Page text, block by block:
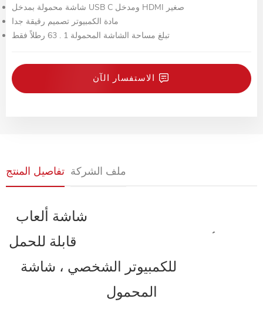
شاشة محمولة بمدخل USB C ومدخل HDMI صغير
مادة الكمبيوتر تصميم رقيقة جدا
تبلغ مساحة الشاشة المحمولة 1 . 63 رطلاً فقط
الاستفسار الآن
تفاصيل المنتج ملف الشركة
شاشة ألعاب FULL HD 4K 13 . 3 بوصات
قابلة للحمل USB من النوع C ، شاشة ألعاب
للكمبيوتر الشخصي ، شاشة IPS للهاتف
المحمول